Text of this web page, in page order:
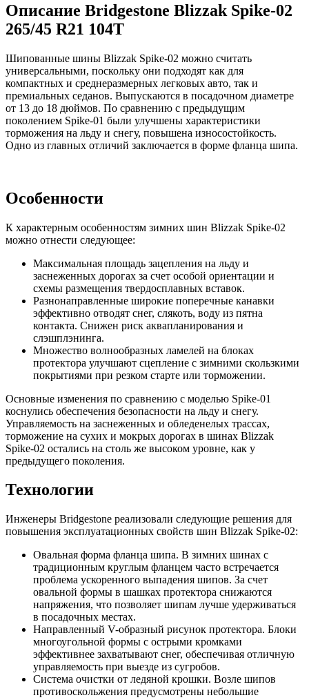
Описание Bridgestone Blizzak Spike-02
265/45 R21 104T
Шипованные шины Blizzak Spike-02 можно считать
универсальными, поскольку они подходят как для
компактных и среднеразмерных легковых авто, так и
премиальных седанов. Выпускаются в посадочном диаметре
от 13 до 18 дюймов. По сравнению с предыдущим
поколением Spike-01 были улучшены характеристики
торможения на льду и снегу, повышена износостойкость.
Одно из главных отличий заключается в форме фланца шипа.
Особенности
К характерным особенностям зимних шин Blizzak Spike-02
можно отнести следующее:
Максимальная площадь зацепления на льду и
заснеженных дорогах за счет особой ориентации и
схемы размещения твердосплавных вставок.
Разнонаправленные широкие поперечные канавки
эффективно отводят снег, слякоть, воду из пятна
контакта. Снижен риск аквапланирования и
слэшплэнинга.
Множество волнообразных ламелей на блоках
протектора улучшают сцепление с зимними скользкими
покрытиями при резком старте или торможении.
Основные изменения по сравнению с моделью Spike-01
коснулись обеспечения безопасности на льду и снегу.
Управляемость на заснеженных и обледенелых трассах,
торможение на сухих и мокрых дорогах в шинах Blizzak
Spike-02 остались на столь же высоком уровне, как у
предыдущего поколения.
Технологии
Инженеры Bridgestone реализовали следующие решения для
повышения эксплуатационных свойств шин Blizzak Spike-02:
Овальная форма фланца шипа. В зимних шинах с
традиционным круглым фланцем часто встречается
проблема ускоренного выпадения шипов. За счет
овальной формы в шашках протектора снижаются
напряжения, что позволяет шипам лучше удерживаться
в посадочных местах.
Направленный V-образный рисунок протектора. Блоки
многоугольной формы с острыми кромками
эффективнее захватывают снег, обеспечивая отличную
управляемость при выезде из сугробов.
Система очистки от ледяной крошки. Возле шипов
противоскольжения предусмотрены небольшие